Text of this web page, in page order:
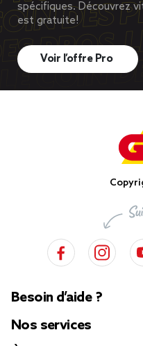
spécifiques. Découvrez
est gratuite!
Voir l’offre Pro
Besoin d’aide ?
Nos services